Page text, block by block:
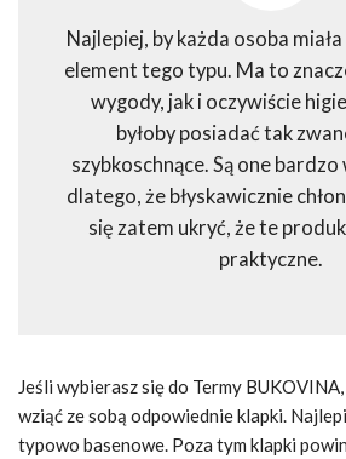
Najlepiej, by każda osoba
element tego typu. Ma to
wygody, jak i oczywiście
byłoby posiadać tak
szybkoschnące. Są one
dlatego, że błyskawicznie
się zatem ukryć, że te
praktyczne.
Jeśli wybierasz się do Termy
wziąć ze sobą odpowiednie klapki.
typowo basenowe. Poza tym klapki